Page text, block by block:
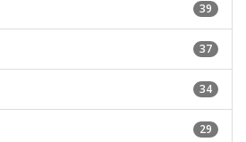
39
37
34
29